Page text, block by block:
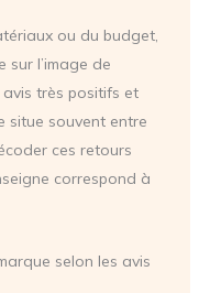
ou du budget,
sur l’image de
avis très positifs et
situe souvent entre
ces retours
correspond à
selon les avis